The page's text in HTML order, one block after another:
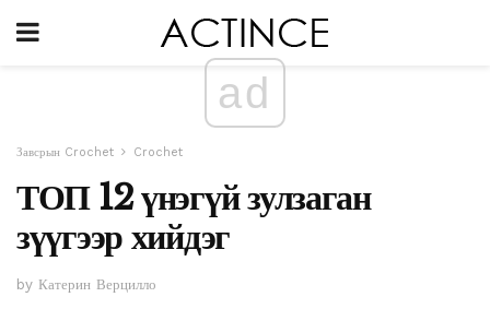
ad
Завсрын Crochet Crochet
ТОП 12 үнэгүй зулзаган
зүүгээр хийдэг
by Катерин Верцилло